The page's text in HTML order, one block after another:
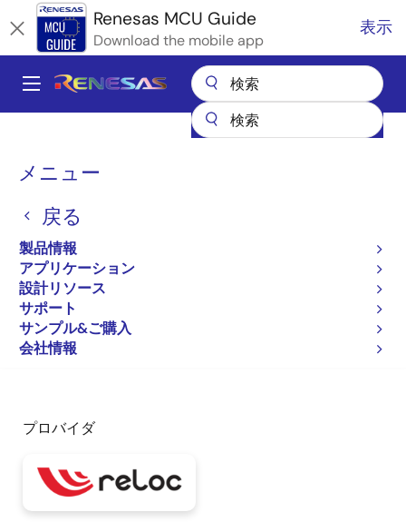
イ
ン
Renesas MCU Guide
Download the mobile app
表示
Main
メニュー
戻る
製品情報
アプリケーション
設計リソース
サポート
サンプル&ご購入
会社情報
パ
く
ず
マイクロコントローラとマイクロプロセッサ
RAファミリのパートナエコシステムソリューション
RELOC Wi-Fi FSPドライバ
RELOC Wi-Fi FSPドライバ
ページセクションへ移動：
プロバイダ